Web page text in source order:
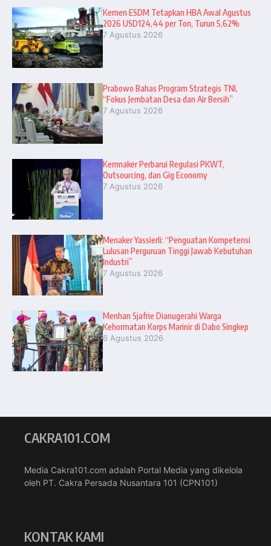
Kemen ESDM Tetapkan HBA Awal Agustus
2026 USD124,44 per Ton, Turun 5,62%
7 Agustus 2026
Prabowo Bahas Program Strategis TNI,
“Fokus Jembatan Desa dan Air Bersih”
7 Agustus 2026
Kemnaker Perbarui Regulasi PKWT,
Outsourcing, dan Gig Economy
7 Agustus 2026
Menaker Yassierli: “Penguatan Kompetensi
Lulusan Perguruan Tinggi Jawab Kebutuhan
Industri”
7 Agustus 2026
Menhan Sjafrie Dianugerahi Warga
Kehormatan Korps Marinir di Dabo Singkep
6 Agustus 2026
CAKRA101.COM
Media Cakra101.com adalah Portal Media yang dikelola
oleh PT. Cakra Persada Nusantara 101 (CPN101)
KONTAK KAMI